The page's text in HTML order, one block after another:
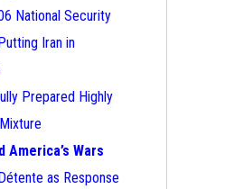
National Security
Iran in
Prepared Highly
America’s Wars
as Response